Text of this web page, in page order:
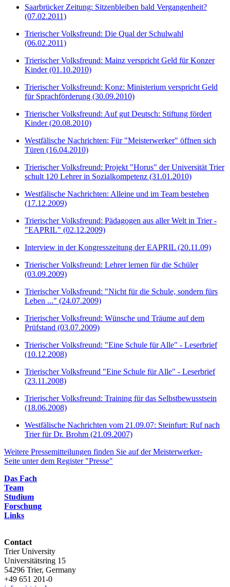
Saarbrücker Zeitung: Sitzenbleiben bald Vergangenheit?
(07.02.2011)
Trierischer Volksfreund: Die Qual der Schulwahl
(06.02.2011)
Trierischer Volksfreund: Mainz verspricht Geld für Konzer
Kinder (01.10.2010)
Trierischer Volksfreund: Konz: Ministerium verspricht Geld
für Sprachförderung (30.09.2010)
Trierischer Volksfreund: Auf gut Deutsch: Stiftung fördert
Kinder (20.08.2010)
Westfälische Nachrichten: Für "Meisterwerker" öffnen sich
Türen (16.04.2010)
Trierischer Volksfreund: Projekt "Horus" der Universität Trier
schult 120 Lehrer in Sozialkompetenz (31.01.2010)
Westfälische Nachrichten: Alleine und im Team bestehen
(17.12.2009)
Trierischer Volksfreund: Pädagogen aus aller Welt in Trier -
"EAPRIL" (02.12.2009)
Interview in der Kongresszeitung der EAPRIL (20.11.09)
Trierischer Volksfreund: Lehrer lernen für die Schüler
(03.09.2009)
Trierischer Volksfreund: "Nicht für die Schule, sondern fürs
Leben ..." (24.07.2009)
Trierischer Volksfreund: Wünsche und Träume auf dem
Prüfstand (03.07.2009)
Trierischer Volksfreund: "Eine Schule für Alle" - Leserbrief
(10.12.2008)
Trierischer Volksfreund "Eine Schule für Alle" - Leserbrief
(23.11.2008)
Trierischer Volksfreund: Training für das Selbstbewusstsein
(18.06.2008)
Westfälische Nachrichten vom 21.09.07: Steinfurt: Ruf nach
Trier für Dr. Brohm (21.09.2007)
Weitere Pressemitteilungen finden Sie auf der Meisterwerker-
Seite unter dem Register "Presse"
Das Fach
Team
Studium
Forschung
Links
Contact
Trier University
Universitätsring 15
54296 Trier, Germany
+49 651 201-0